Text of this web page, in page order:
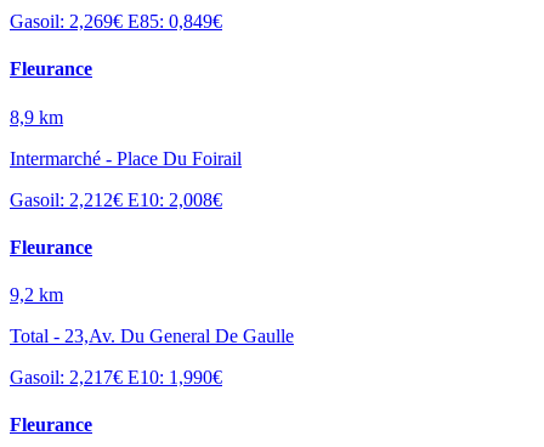
Gasoil: 2,269€ E85: 0,849€
Fleurance
8,9 km
Intermarché - Place Du Foirail
Gasoil: 2,212€ E10: 2,008€
Fleurance
9,2 km
Total - 23,Av. Du General De Gaulle
Gasoil: 2,217€ E10: 1,990€
Fleurance